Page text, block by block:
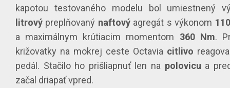
kapotou testovaného modelu bol umiestnený
litrový preplňovaný naftovýagregát s výkonom
a maximálnym krútiacim momentom 360 Nm.
križovatky na mokrej ceste Octavia citlivo
pedál. Stačilo ho prišliapnuť len na polovicu a
začal driapať vpred.